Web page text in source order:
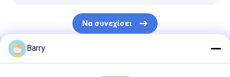
Να συνεχίσει
Οι Κατηγορίες Μας
Barry